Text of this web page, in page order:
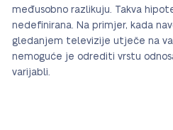
međusobno razlikuju. Takva
nedefinirana. Na primjer, kada
gledanjem televizije utječe na
nemoguće je odrediti vrstu
varijabli.